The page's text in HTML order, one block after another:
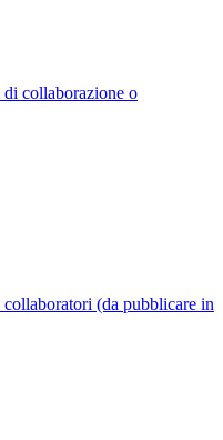
collaborazione o
(da pubblicare in